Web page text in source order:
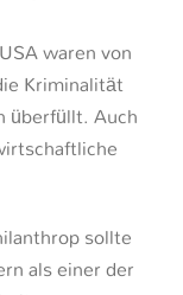
waren von
Kriminalität
überfüllt. Auch
sollte
als einer der